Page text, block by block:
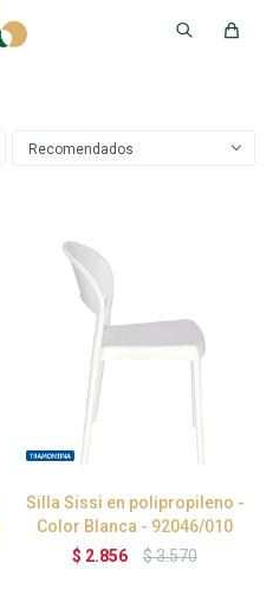
Recomendados
Silla Sissi en polipropileno -
Color Blanca - 92046/010
$ 2.856 $3.570